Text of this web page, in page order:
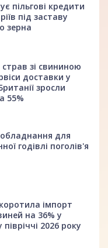
пільгові кредити
під заставу
зерна
зі свининою
доставки у
зросли
55%
для
годівлі поголів'я
імпорт
на 36% у
2026 року